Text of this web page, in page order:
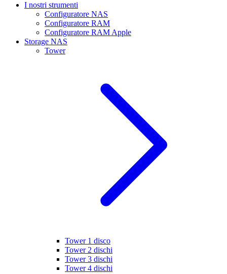
I nostri strumenti
Configuratore NAS
Configuratore RAM
Configuratore RAM Apple
Storage NAS
Tower
Tower 1 disco
Tower 2 dischi
Tower 3 dischi
Tower 4 dischi